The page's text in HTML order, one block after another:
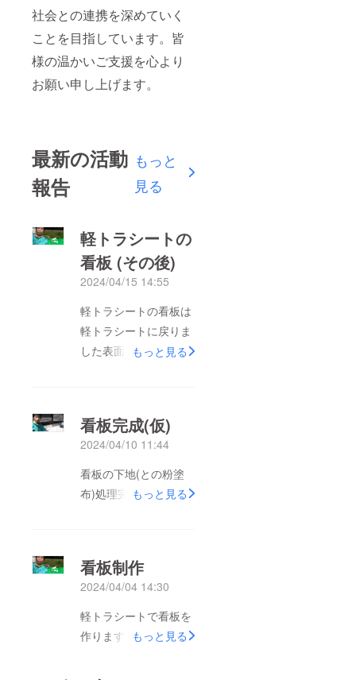
社会との連携を深めていく
ことを目指しています。皆
様の温かいご支援を心より
お願い申し上げます。
最新の活動
報告
もっと
見る
軽トラシートの
看板 (その後)
2024/04/15 14:55
軽トラシートの看板は
軽トラシートに戻りま
した表面が｢ツルツル｣
もっと見る
看板完成(仮)
2024/04/10 11:44
看板の下地(との粉塗
布)処理完成もっと見る
看板制作
2024/04/04 14:30
軽トラシートで看板を
作ります。もっと見る